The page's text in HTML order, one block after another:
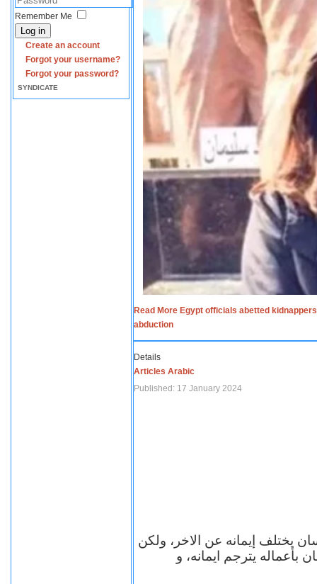
Remember Me
Log in
Create an account
Forgot your username?
Forgot your password?
SYNDICATE
Read More Egypt officials abetted
abduction
Details
Articles Arabic
Published: 17 January 2024
يختلف إيمانه عن الاخر، ولكن
بأعماله يترجم ايمانه، و